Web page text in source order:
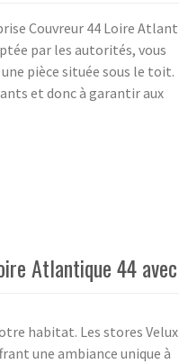
Couvreur 44 Loire
par les autorités, vous
pièce située sous le toit.
et donc à garantir aux
Atlantique 44
habitat. Les stores Velux
une ambiance unique à